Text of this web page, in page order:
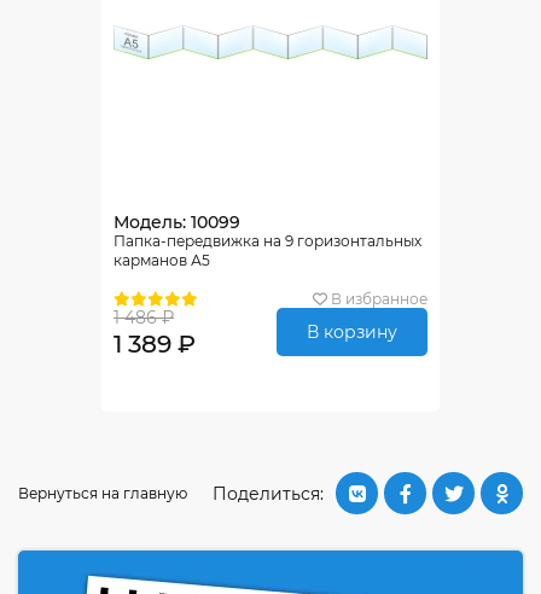
Модель: 10099
Папка-передвижка на 9 горизонтальных
карманов А5
В избранное
1 486 ₽
1 389 ₽ В корзину
Поделиться:
Вернуться на главную